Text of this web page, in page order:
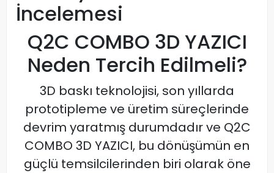
İncelemesi
Q2C COMBO 3D YAZICI
Neden Tercih Edilmeli?
3D baskı teknolojisi, son yıllarda
prototipleme ve üretim süreçlerinde
devrim yaratmış durumdadır ve Q2C
COMBO 3D YAZICI, bu dönüşümün en
güçlü temsilcilerinden biri olarak öne